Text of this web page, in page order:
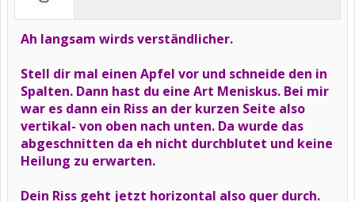
Ah langsam wirds verständlicher.
Stell dir mal einen Apfel vor und schneide den in
Spalten. Dann hast du eine Art Meniskus. Bei mir
war es dann ein Riss an der kurzen Seite also
vertikal- von oben nach unten. Da wurde das
abgeschnitten da eh nicht durchblutet und keine
Heilung zu erwarten.
Dein Riss geht jetzt horizontal also quer durch.